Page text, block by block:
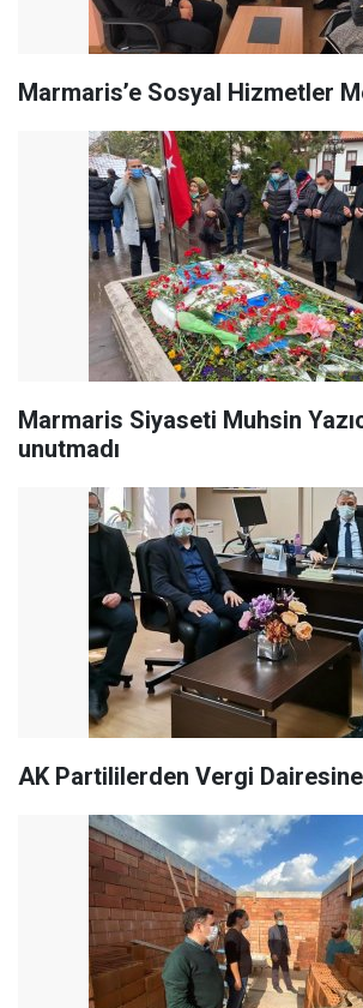
Marmaris’e Sosyal Hizmetler
Marmaris Siyaseti Muhsin
unutmadı
AK Partililerden Vergi